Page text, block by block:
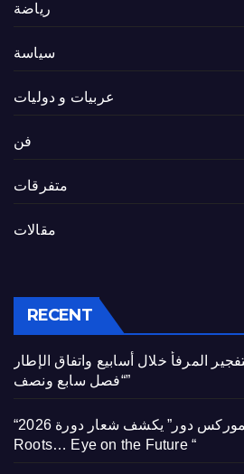
رياضة
سياسة
عربيات و دوليات
فن
متفرقات
مقالات
RECENT
المرفأ خلال أسابيع واتفاق الإطار
“فصل سابع ونصف”
“الموركس دور” يكشف شعار دورة 2026 ” Back to the
Roots… Eye on the Future “